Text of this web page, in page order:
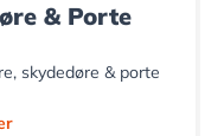
& Porte
skydedøre & porte